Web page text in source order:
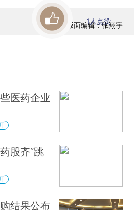
版面编辑：张翔宇
1人点赞
医药企业
股齐“跳
结果公布